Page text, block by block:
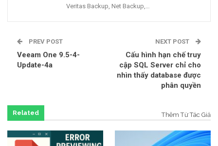
Veritas Backup, Net Backup,…
PREV POST
Veeam One 9.5-4-
Update-4a
NEXT POST
Cấu hình hạn chế truy
cập SQL Server chỉ cho
nhìn thấy database được
phân quyền
Related Thêm Từ Tác Giả